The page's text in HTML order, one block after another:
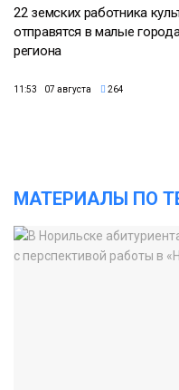
22 земских работника
отправятся в малые
региона
11:53 07 августа 264
МАТЕРИАЛЫ ПО